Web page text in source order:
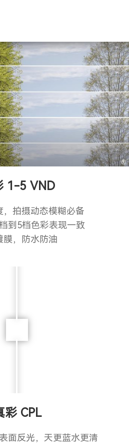
1-5 VND
，拍摄动态模糊必备
到5档色彩表现一致
膜，防水防油
彩 CPL
面反光，天更蓝水更清